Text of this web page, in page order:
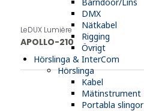
DMX
Nätkabel
Rigging
Övrigt
Hörslinga & InterCom
Hörslinga
Kabel
Mätinstrument
Portabla slingor
LeDUX Lumière
APOLLO-210